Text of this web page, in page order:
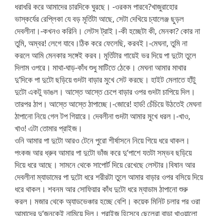
ধরাধরি করে আমাদের চারদিকে ঘুরছে। -ওরকম পারবে?খাজুরাহোর
ভাস্কর্যের রেপ্লিকা যে বড় মূর্তিটা আছে, সেটা দেখিয়ে চ্যালেঞ্জ ছুড়ল
দেবলীনা।-কখনও করিনি। লেটস ট্রাই।-কী হচ্ছেটা কী, মেনকা? কোর না
তুমি, অম্বর! লেগে যাবে।ঠিক করে ফেলেছি, করবই।-মেঘনা, তুমি না
করলে আমি মেনকার সঙ্গেই করব। মূর্তিটার গায়েই ভর দিয়ে পা দুটো তুলে
দিলাম ওপরে। মাথা-ঘাড়-কাঁধ শুধু মাটিতে ঠেকে। মেঘনা আমার মাথার
দু’দিকে পা দুটো ছড়িয়ে গুদটা বাড়ার মুখে সেট করছে। হাইট মেলাতে হাঁটু
দুটো একটু ভাঙল। আস্তে আস্তে চেপে বাড়ার ওপর গুদটা চাপিয়ে দিল।
তারপর ঠাপ। আস্তে আস্তে ঠাপাচ্ছে।-জোরে! হার্ড! চেঁচিয়ে উঠতেই মেঘনা
ঠাপানো নিয়ে গেল টপ গিয়ারে। দেবলীনা গুদটা আমার মুখে ধরল।-খাও,
খাও! এটা তোমার প্রাইজ।
ওনি আমার পা দুটো আরও টেনে পুরো শীর্ষাসনে নিয়ে গিয়ে ধরে থাকল।
পংকজ আর ধ্রুব আমার পা দুটো ভাঁজ করে দু’পাশে যতটা সম্ভব ছড়িয়ে
দিয়ে ধরে আছে। সামনে থেকে সাপোর্ট দিয়ে রেখেছে লেস্টার।বিষান আর
দেবলীনা ম্যাডামের পা দুটো ধরে শরীরটা তুলে আমার বাড়ার ওপর বসিয়ে দিয়ে
ধরে থাকল। শবনম আর সোফিয়ার কাঁধ দুটো ধরে ম্যাডাম ঠাপানো শুরু
করল। মজার থেকে অ্যাডভেঞ্চার হচ্ছে বেশি। কয়েক মিনিট চলার পর ওরা
আমাদের দু’জনকেই নামিয়ে দিল। প্রাইজ হিসেবে ছেলেরা বাড়া খাওয়ালো